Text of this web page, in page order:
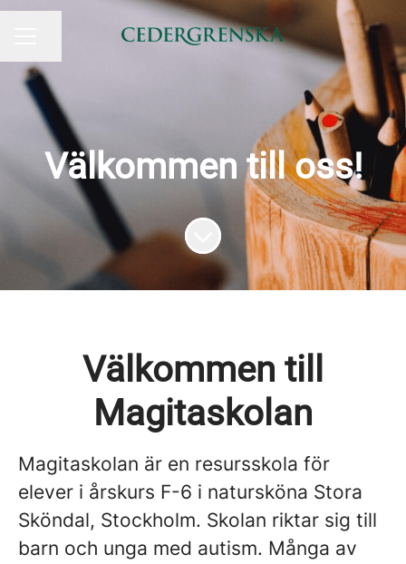
Välkommen till oss!
Skrolla för mer innehåll
Välkommen till
Magitaskolan
Magitaskolan är en resursskola för
elever i årskurs F-6 i natursköna Stora
Sköndal, Stockholm. Skolan riktar sig till
barn och unga med autism. Många av